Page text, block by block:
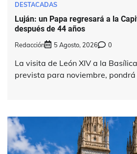
DESTACADAS
Luján: un Papa regresará a la
después de 44 años
Redacción 5 Agosto, 2026 0
La visita de León XIV a la
prevista para noviembre,